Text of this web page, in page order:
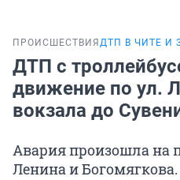
ПРОИСШЕСТВИЯ ДТП В ЧИТЕ И
ДТП с
движение по ул.
вокзала до
Авария произошла на
Ленина и Богомягкова.